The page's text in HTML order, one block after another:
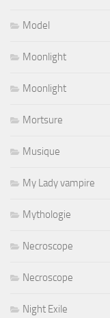
Model
Moonlight
Moonlight
Mortsure
Musique
My Lady vampire
Mythologie
Necroscope
Necroscope
Night Exile